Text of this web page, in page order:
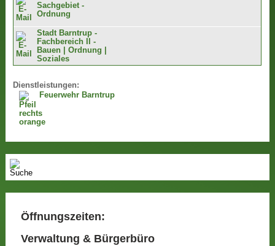
Sachgebiet -
Ordnung
Stadt Barntrup -
Fachbereich II -
Bauen | Ordnung |
Soziales
Dienstleistungen:
Feuerwehr Barntrup
Öffnungszeiten:
Verwaltung & Bürgerbüro